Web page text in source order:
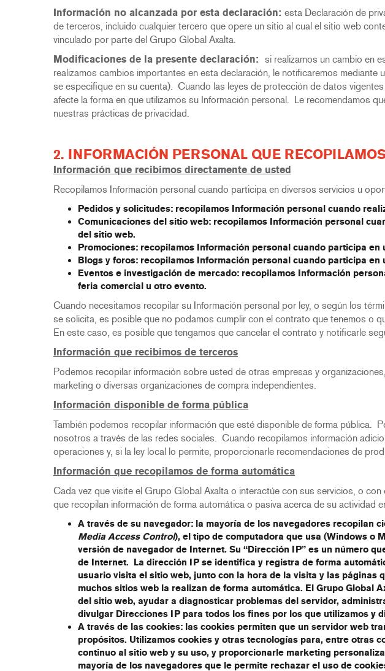
Información no alcanzada por esta declaración: esta Declaración de
de terceros, incluido cualquier tercero que opere un sitio al cual el sitio web
vinculado por parte del Grupo Global Axalta.
Modificaciones de la presente declaración: si realizamos un cambio en
realizamos cambios importantes en esta declaración, le notificaremos
se especifique en su cuenta). Cuando las leyes de protección de datos
afecte la forma en que utilizamos su Información personal. Le recomendamos
nuestras prácticas de privacidad.
2. INFORMACIÓN PERSONAL QUE
Información que recibimos directamente de usted
Recopilamos Información personal cuando participa en diversos servicios u
Pedidos y solicitudes: recopilamos Información personal cuando
Comunicaciones del sitio web: recopilamos Información personal
del sitio web.
Promociones: recopilamos Información personal cuando participa
Blogs y foros: recopilamos Información personal cuando participa en
Eventos e investigación de mercado: recopilamos Información
feria comercial u otro evento.
Cuando necesitamos recopilar su Información personal por ley, o según los
se solicita, es posible que no podamos cumplir con el contrato que tenemos o
En este caso, es posible que tengamos que cancelar el contrato y notificarle
Información que recibimos de terceros
Podemos recopilar información sobre usted de otras empresas y
marketing o diversas organizaciones de compra independientes.
Información disponible de forma pública
También podemos recopilar información que esté disponible de forma pública.
nosotros a través de las redes sociales. Cuando recopilamos información
operaciones y, si la ley local lo permite, proporcionarle recomendaciones de
Información que recopilamos de forma automática
Cada vez que visite el Grupo Global Axalta o interactúe con sus servicios, o
que recopilan información de forma automática o pasiva acerca de su
A través de su navegador: la mayoría de los navegadores recopilan
Media Access Control), el tipo de computadora que usa (Windows o
versión de navegador de Internet. Su “Dirección IP” es un número
de Internet. La dirección IP se identifica y registra de forma
usuario visita el sitio web, junto con la hora de la visita y las
muchos sitios web la realizan de forma automática. El Grupo Global
del sitio web, ayudar a diagnosticar problemas del servidor,
divulgar Direcciones IP para todos los fines por los que utilizamos y
A través de las cookies: las cookies permiten que un servidor web
propósitos. Utilizamos cookies y otras tecnologías para, entre otras
continuo al sitio web y su uso, y proporcionarle marketing
mayoría de los navegadores que le permite rechazar el uso de